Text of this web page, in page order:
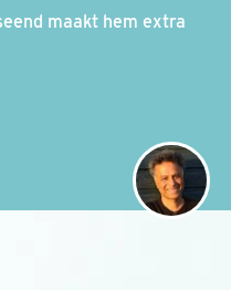
maakt hem extra